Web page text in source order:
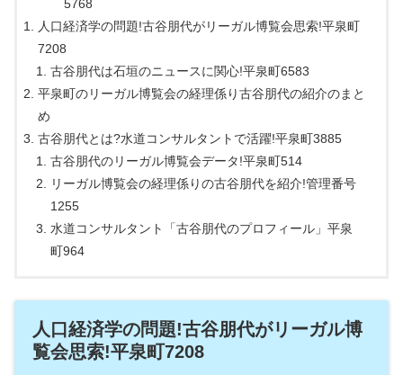
5768
人口経済学の問題!古谷朋代がリーガル博覧会思索!平泉町
7208
古谷朋代は石垣のニュースに関心!平泉町6583
平泉町のリーガル博覧会の経理係り古谷朋代の紹介のまと
め
古谷朋代とは?水道コンサルタントで活躍!平泉町3885
古谷朋代のリーガル博覧会データ!平泉町514
リーガル博覧会の経理係りの古谷朋代を紹介!管理番号
1255
水道コンサルタント「古谷朋代のプロフィール」平泉
町964
人口経済学の問題!古谷朋代がリーガル博
覧会思索!平泉町7208